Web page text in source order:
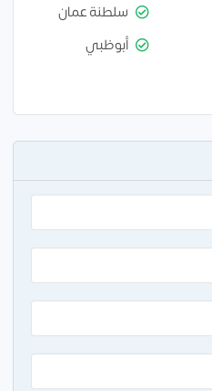
سلطنة عمان
أبوظبي